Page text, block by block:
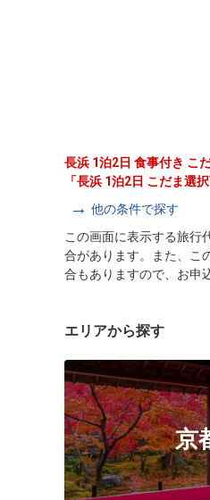
長浜 1泊2日 食事付き こ
「長浜 1泊2日 こだま選
他の条件で探す
この画面に表示する旅行
合があります。また、こ
合もありますので、お申
エリアから探す
京